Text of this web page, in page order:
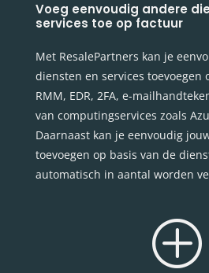
Voeg eenvoudig andere
services toe op factuur
Met ResalePartners kan je
diensten en services toevoegen
RMM, EDR, 2FA, e-
van computingservices zoals
Daarnaast kan je eenvoudig jouw
toevoegen op basis van de
automatisch in aantal worden
P